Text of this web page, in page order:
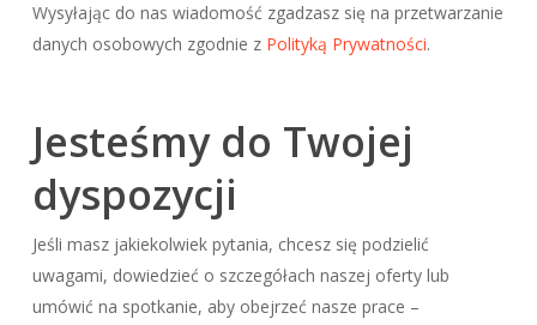
Wysyłając do nas wiadomość zgadzasz się na przetwarzanie
danych osobowych zgodnie z Polityką Prywatności.
Jesteśmy do Twojej
dyspozycji
Jeśli masz jakiekolwiek pytania, chcesz się podzielić
uwagami, dowiedzieć o szczegółach naszej oferty lub
umówić na spotkanie, aby obejrzeć nasze prace –